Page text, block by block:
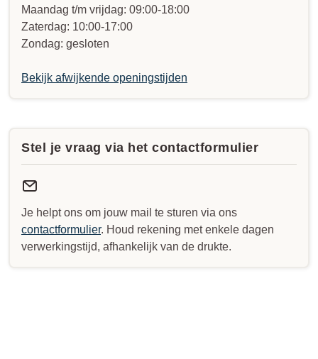
Maandag t/m vrijdag: 09:00-18:00
Zaterdag: 10:00-17:00
Zondag: gesloten
Bekijk afwijkende openingstijden
Stel je vraag via het contactformulier
Je helpt ons om jouw mail te sturen via ons
contactformulier. Houd rekening met enkele dagen
verwerkingstijd, afhankelijk van de drukte.